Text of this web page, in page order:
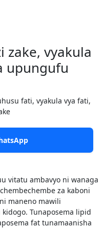
zake, vyakula
upungufu
fati, vyakula vya fati,
vitatu ambavyo ni wanaga
za kaboni
maneno mawili
Tunaposema lipid
fat tunamaanisha